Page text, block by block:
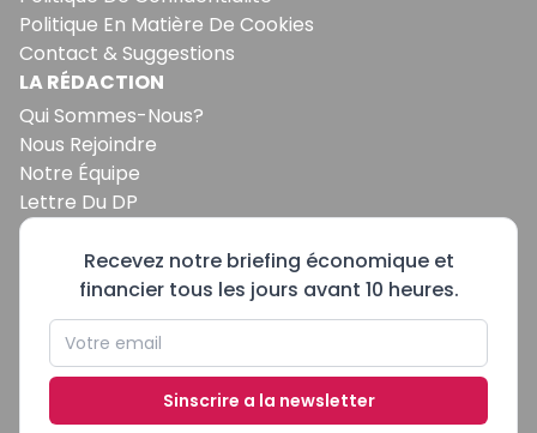
Politique En Matière De Cookies
Contact & Suggestions
LA RÉDACTION
Qui Sommes-Nous?
Nous Rejoindre
Notre Équipe
Lettre Du DP
Recevez notre briefing économique et
financier tous les jours avant 10 heures.
Sinscrire a la newsletter